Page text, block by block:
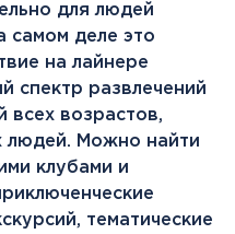
для людей
самом деле это
на лайнере
спектр развлечений
всех возрастов,
людей. Можно найти
клубами и
тематические